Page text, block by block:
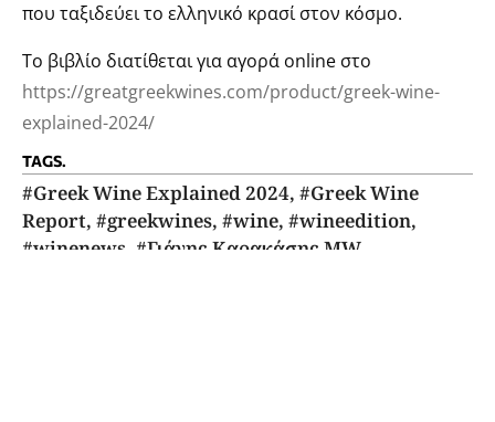
που ταξιδεύει το ελληνικό κρασί στον κόσμο.
Το βιβλίο διατίθεται για αγορά online στο
https://greatgreekwines.com/product/greek-wine-
explained-2024/
TAGS.
#Greek Wine Explained 2024, #Greek Wine
Report, #greekwines, #wine, #wineedition,
#winenews #Γιάνης Καρακάσης MW